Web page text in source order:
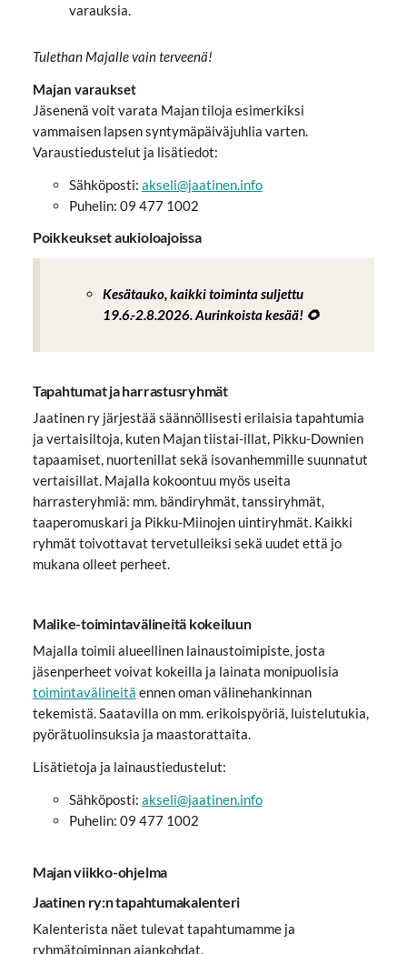
varauksia.
Tulethan Majalle vain terveenä!
Majan varaukset
Jäsenenä voit varata Majan tiloja esimerkiksi
vammaisen lapsen syntymäpäiväjuhlia varten.
Varaustiedustelut ja lisätiedot:
Sähköposti: akseli@jaatinen.info
Puhelin: 09 477 1002
Poikkeukset aukioloajoissa
Kesätauko, kaikki toiminta suljettu
19.6.-2.8.2026. Aurinkoista kesää! 🌻
Tapahtumat ja harrastusryhmät
Jaatinen ry järjestää säännöllisesti erilaisia tapahtumia
ja vertaisiltoja, kuten Majan tiistai-illat, Pikku-Downien
tapaamiset, nuortenillat sekä isovanhemmille suunnatut
vertaisillat. Majalla kokoontuu myös useita
harrasteryhmiä: mm. bändiryhmät, tanssiryhmät,
taaperomuskari ja Pikku-Miinojen uintiryhmät. Kaikki
ryhmät toivottavat tervetulleiksi sekä uudet että jo
mukana olleet perheet.
Malike-toimintavälineitä kokeiluun
Majalla toimii alueellinen lainaustoimipiste, josta
jäsenperheet voivat kokeilla ja lainata monipuolisia
toimintavälineitä ennen oman välinehankinnan
tekemistä. Saatavilla on mm. erikoispyöriä, luistelutukia,
pyörätuolinsuksia ja maastorattaita.
Lisätietoja ja lainaustiedustelut:
Sähköposti: akseli@jaatinen.info
Puhelin: 09 477 1002
Majan viikko-ohjelma
Jaatinen ry:n tapahtumakalenteri
Kalenterista näet tulevat tapahtumamme ja
ryhmätoiminnan ajankohdat.